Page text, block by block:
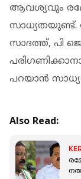
ആവശ്യവും
സാധ്യതയുണ്ട്.
സാദത്ത്, പി
പറയാന്‍
Also Read: